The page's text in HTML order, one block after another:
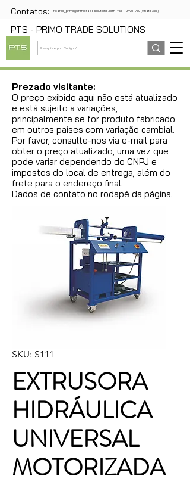
Contatos: ricardo_primo@primotradesolutions.com +55 11 97721-1739 (WhatsApp)
PTS - PRIMO TRADE SOLUTIONS
Prezado visitante:
O preço exibido aqui não está atualizado
e está sujeito a variações,
principalmente se for produto fabricado
em outros países com variação cambial.
Por favor, consulte-nos via e-mail para
obter o preço atualizado, uma vez que
pode variar dependendo do CNPJ e
impostos do local de entrega, além do
frete para o endereço final.
Dados de contato no rodapé da página.
SKU: S111
EXTRUSORA
HIDRÁULICA
UNIVERSAL
MOTORIZADA